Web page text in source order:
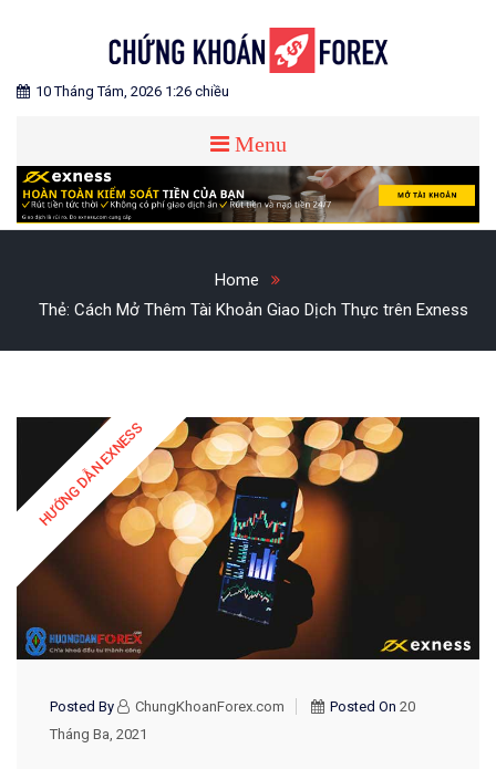
CHỨNG KHOÁN FOREX
Blog chia sẻ về Chứng Khoán và Forex
10 Tháng Tám, 2026 1:26 chiều
Menu
Home
Thẻ: Cách Mở Thêm Tài Khoản Giao Dịch Thực trên Exness
HƯỚNG DẪN EXNESS
Posted By ChungKhoanForex.com Posted On 20
Tháng Ba, 2021